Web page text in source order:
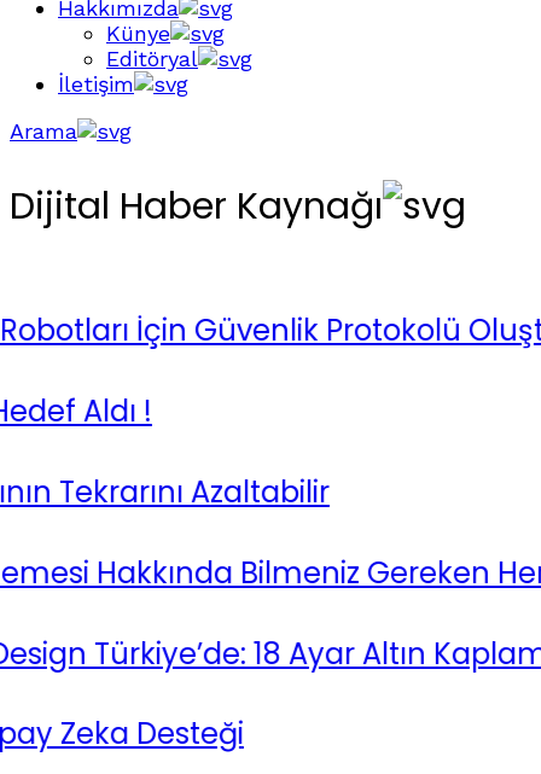
Hakkımızda
Künye
Editöryal
İletişim
Arama
Dijital Haber Kaynağı
İçin Güvenlik Protokolü
Aldı !
Azaltabilir
Hakkında Bilmeniz Gereken Her
Türkiye’de: 18 Ayar Altın Kaplama
Desteği